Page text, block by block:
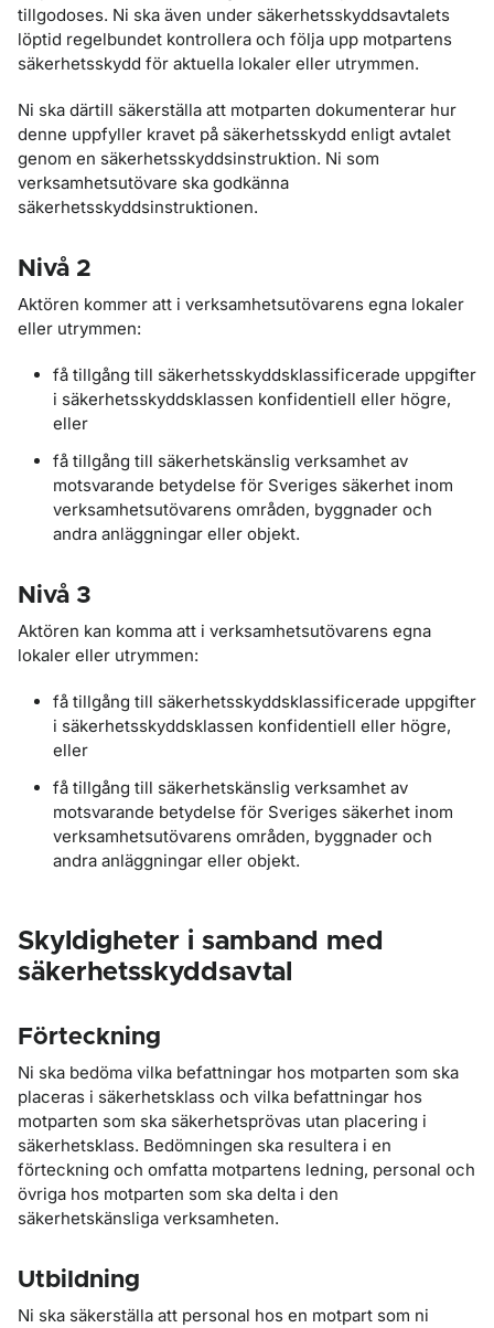
tillgodoses. Ni ska även under säkerhetsskyddsavtalets
löptid regelbundet kontrollera och följa upp motpartens
säkerhetsskydd för aktuella lokaler eller utrymmen.
Ni ska därtill säkerställa att motparten dokumenterar hur
denne uppfyller kravet på säkerhetsskydd enligt avtalet
genom en säkerhetsskyddsinstruktion. Ni som
verksamhetsutövare ska godkänna
säkerhetsskyddsinstruktionen.
Nivå 2
Aktören kommer att i verksamhetsutövarens egna lokaler
eller utrymmen:
få tillgång till säkerhetsskyddsklassificerade uppgifter
i säkerhetsskyddsklassen konfidentiell eller högre,
eller
få tillgång till säkerhetskänslig verksamhet av
motsvarande betydelse för Sveriges säkerhet inom
verksamhetsutövarens områden, byggnader och
andra anläggningar eller objekt.
Nivå 3
Aktören kan komma att i verksamhetsutövarens egna
lokaler eller utrymmen:
få tillgång till säkerhetsskyddsklassificerade uppgifter
i säkerhetsskyddsklassen konfidentiell eller högre,
eller
få tillgång till säkerhetskänslig verksamhet av
motsvarande betydelse för Sveriges säkerhet inom
verksamhetsutövarens områden, byggnader och
andra anläggningar eller objekt.
Skyldigheter i samband med
säkerhetsskyddsavtal
Förteckning
Ni ska bedöma vilka befattningar hos motparten som ska
placeras i säkerhetsklass och vilka befattningar hos
motparten som ska säkerhetsprövas utan placering i
säkerhetsklass. Bedömningen ska resultera i en
förteckning och omfatta motpartens ledning, personal och
övriga hos motparten som ska delta i den
säkerhetskänsliga verksamheten.
Utbildning
Ni ska säkerställa att personal hos en motpart som ni